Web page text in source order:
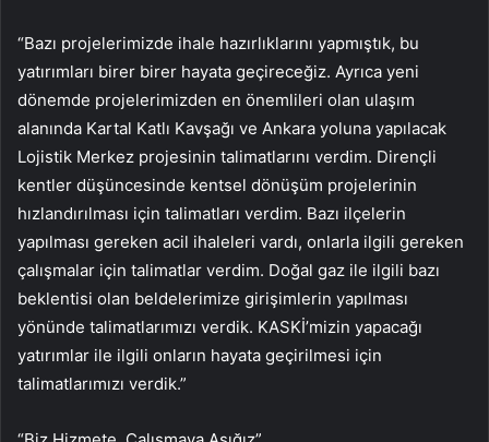
“Bazı projelerimizde ihale hazırlıklarını yapmıştık, bu
yatırımları birer birer hayata geçireceğiz. Ayrıca yeni
dönemde projelerimizden en önemlileri olan ulaşım
alanında Kartal Katlı Kavşağı ve Ankara yoluna yapılacak
Lojistik Merkez projesinin talimatlarını verdim. Dirençli
kentler düşüncesinde kentsel dönüşüm projelerinin
hızlandırılması için talimatları verdim. Bazı ilçelerin
yapılması gereken acil ihaleleri vardı, onlarla ilgili gereken
çalışmalar için talimatlar verdim. Doğal gaz ile ilgili bazı
beklentisi olan beldelerimize girişimlerin yapılması
yönünde talimatlarımızı verdik. KASKİ’mizin yapacağı
yatırımlar ile ilgili onların hayata geçirilmesi için
talimatlarımızı verdik.”